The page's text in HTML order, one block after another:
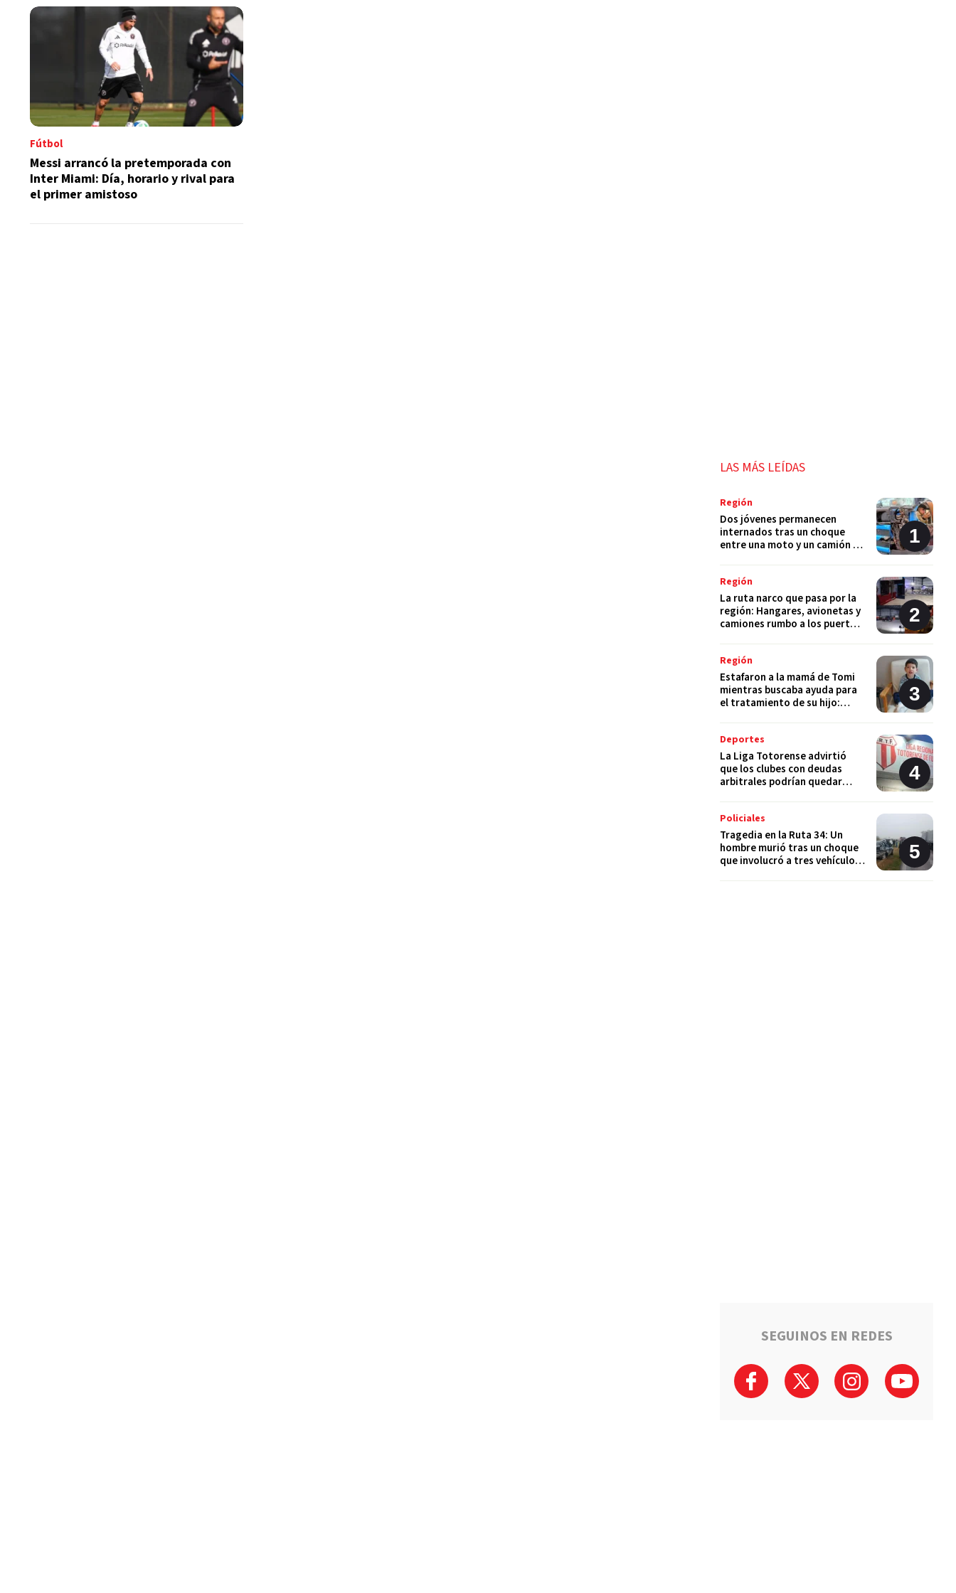
Fútbol
Messi arrancó la pretemporada con
Inter Miami: Día, horario y rival para
el primer amistoso
LAS MÁS LEÍDAS
Región
Dos jóvenes permanecen
internados tras un choque
entre una moto y un camión en
Región
La ruta narco que pasa por la
región: Hangares, avionetas y
camiones rumbo a los puertos
Región
Estafaron a la mamá de Tomi
mientras buscaba ayuda para
el tratamiento de su hijo:
Deportes
La Liga Totorense advirtió
que los clubes con deudas
arbitrales podrían quedar
Policiales
Tragedia en la Ruta 34: Un
hombre murió tras un choque
que involucró a tres vehículos
SEGUINOS EN REDES